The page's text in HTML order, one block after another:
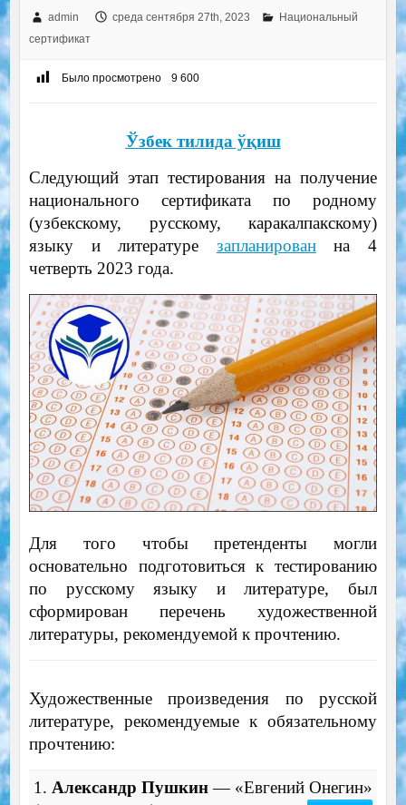
admin среда сентября 27th, 2023
Национальный
сертификат
Было просмотрено 9 600
Ўзбек тилида ўқиш
Следующий этап тестирования на получение
национального сертификата по родному
(узбекскому, русскому, каракалпакскому)
языку и литературе запланированна 4
четверть 2023 года.
Для того чтобы претенденты могли
основательно подготовиться к тестированию
по русскому языку и литературе, был
сформирован перечень художественной
литературы, рекомендуемой к прочтению.
Художественные произведения по русской
литературе, рекомендуемые к обязательному
прочтению:
1. Александр Пушкин— «Евгений Онегин»